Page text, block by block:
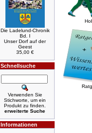
Die Ladelund-Chronik
Bd. I
Unser Dorf auf der
Geest
35,00 €
Schnellsuche
Verwenden Sie
Stichworte, um ein
Produkt zu finden.
erweiterte Suche
Informationen